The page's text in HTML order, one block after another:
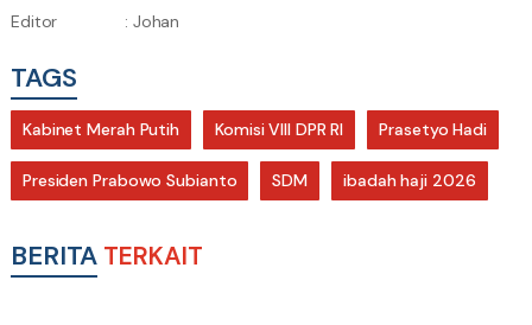
Editor : Johan
TAGS
Kabinet Merah Putih Komisi VIII DPR RI Prasetyo Hadi
Presiden Prabowo Subianto SDM ibadah haji 2026
BERITA TERKAIT